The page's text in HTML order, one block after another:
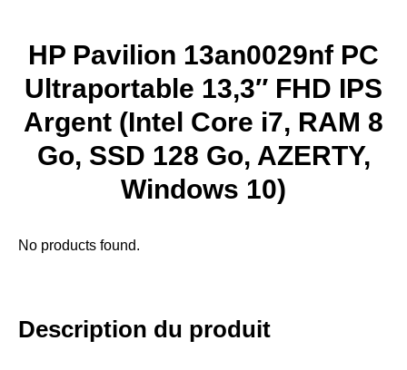
HP Pavilion 13an0029nf PC
Ultraportable 13,3″ FHD IPS
Argent (Intel Core i7, RAM 8
Go, SSD 128 Go, AZERTY,
Windows 10)
No products found.
Description du produit